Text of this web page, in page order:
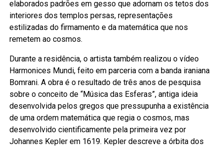
elaborados padrões em gesso que adornam os tetos dos
interiores dos templos persas, representações
estilizadas do firmamento e da matemática que nos
remetem ao cosmos.
Durante a residência, o artista também realizou o vídeo
Harmonices Mundi, feito em parceria com a banda iraniana
Bomrani. A obra é o resultado de três anos de pesquisa
sobre o conceito de “Música das Esferas”, antiga ideia
desenvolvida pelos gregos que pressupunha a existência
de uma ordem matemática que regia o cosmos, mas
desenvolvido cientificamente pela primeira vez por
Johannes Kepler em 1619. Kepler descreve a órbita dos